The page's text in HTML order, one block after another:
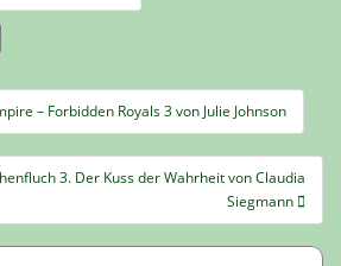
– Forbidden Royals 3 von Julie Johnson
3. Der Kuss der Wahrheit von Claudia
Siegmann